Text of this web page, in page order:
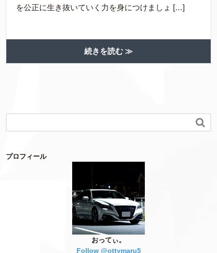
を公正に生き抜いていく力を身につけましょ […]
続きを読む ≫

プロフィール
おってぃ。
Follow @ottymaru5